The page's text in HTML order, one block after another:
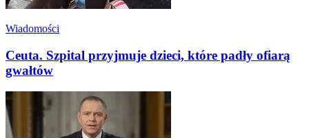
Wiadomości
Ceuta. Szpital przyjmuje dzieci, które padły ofiarą
gwałtów